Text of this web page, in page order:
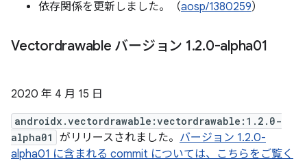
依存関係を更新しました。（aosp/1380259）
Vectordrawable バージョン 1.2.0-alpha01
2020 年 4 月 15 日
androidx.vectordrawable:vectordrawable:1.2.0-
alpha01
がリリースされました。 バージョン 1.2.0-
alpha01 に含まれる commit については、こちらをご覧く